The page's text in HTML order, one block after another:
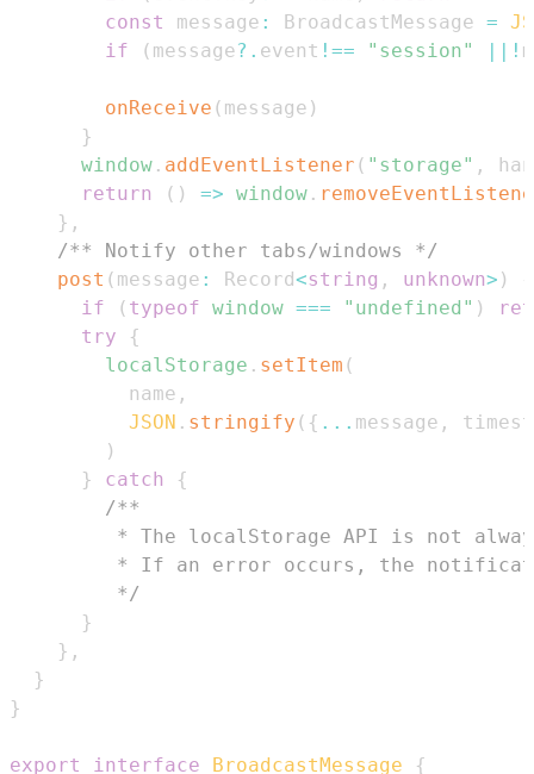
const
message : BroadcastMessage =
if
( message?. event !== "session" || !
onReceive ( message )
}
window . addEventListener ( "storage" ,
return
( ) => window .
} ,
/** Notify other tabs/windows */
post ( message : Record<string , unknown> )
if
( typeof window === "undefined" )
try
{
localStorage . setItem (
          name
,
JSON . stringify ( { ... message ,
)
}
catch
{
         */
}
} ,
}
}
export interface BroadcastMessage {